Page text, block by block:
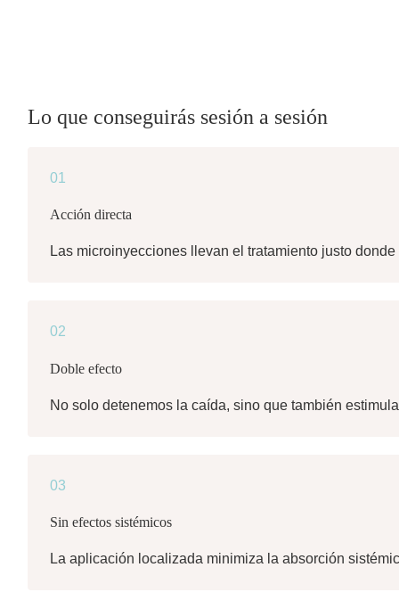
Lo que conseguirás sesión a sesión
01
Acción directa
Las microinyecciones llevan el tratamiento justo
02
Doble efecto
No solo detenemos la caída, sino que también
03
Sin efectos sistémicos
La aplicación localizada minimiza la absorción